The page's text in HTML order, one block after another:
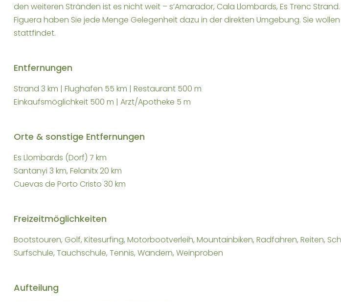
den weiteren Stränden ist es nicht weit – s’Amarador, Cala Llombards, Es Trenc
Figuera haben Sie jede Menge Gelegenheit dazu in der direkten Umgebung. Sie
stattfindet.
Entfernungen
Strand 3 km | Flughafen 55 km | Restaurant 500 m
Einkaufsmöglichkeit 500 m | Arzt/Apotheke 5 m
Orte & sonstige Entfernungen
Es Llombards (Dorf) 7 km
Santanyi 3 km, Felanitx 20 km
Cuevas de Porto Cristo 30 km
Freizeitmöglichkeiten
Bootstouren, Golf, Kitesurfing, Motorbootverleih, Mountainbiken, Radfahren, Reiten,
Surfschule, Tauchschule, Tennis, Wandern, Weinproben
Aufteilung